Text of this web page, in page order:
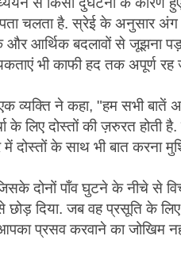
पता चलता है. स्रेई के अनुसार अंग
और आर्थिक बदलावों से जूझना
भी काफी हद तक अपूर्ण रह
ने कहा, "हम सभी बातें
के लिए दोस्तों की ज़रुरत होती
के साथ भी बात करना
दोनों पाँव घुटने के नीचे से
दिया. जब वह प्रसूति के लिए
प्रसव करवाने का जोखिम